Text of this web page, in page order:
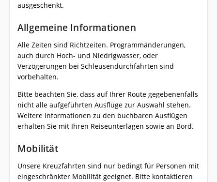
ausgeschenkt.
Allgemeine Informationen
Alle Zeiten sind Richtzeiten. Programmänderungen,
auch durch Hoch- und Niedrigwasser, oder
Verzögerungen bei Schleusendurchfahrten sind
vorbehalten.
Bitte beachten Sie, dass auf Ihrer Route gegebenenfalls
nicht alle aufgeführten Ausflüge zur Auswahl stehen.
Weitere Informationen zu den buchbaren Ausflügen
erhalten Sie mit Ihren Reiseunterlagen sowie an Bord.
Mobilität
Unsere Kreuzfahrten sind nur bedingt für Personen mit
eingeschränkter Mobilität geeignet. Bitte kontaktieren